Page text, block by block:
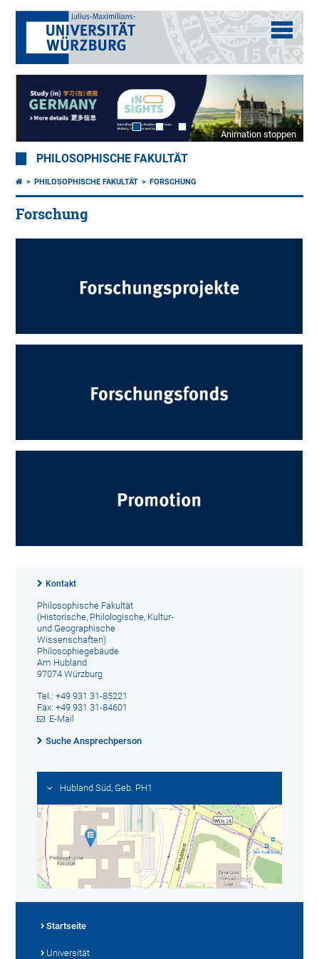
Animation stoppen
PHILOSOPHISCHE FAKULTÄT
PHILOSOPHISCHE FAKULTÄT FORSCHUNG
Forschung
Kontakt
Philosophische Fakultät
(Historische, Philologische, Kultur-
und Geographische
Wissenschaften)
Philosophiegebäude
Am Hubland
97074 Würzburg
Tel.: +49 931 31-85221
Fax: +49 931 31-84601
E-Mail
Suche Ansprechperson
Hubland Süd, Geb. PH1
Startseite
Universität